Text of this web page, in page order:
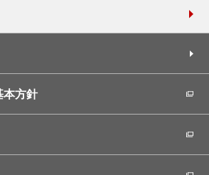
本方針